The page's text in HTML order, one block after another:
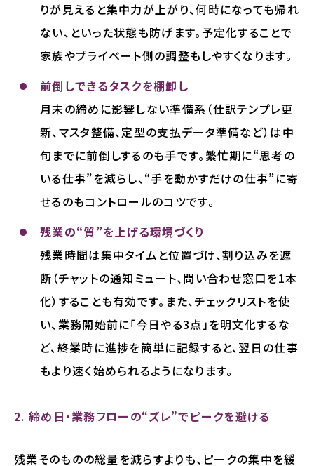
りが見えると集中力が上がり、何時になっても帰れ
ない、といった状態も防げます。予定化することで
家族やプライベート側の調整もしやすくなります。
前倒しできるタスクを棚卸し
月末の締めに影響しない準備系（仕訳テンプレ更
新、マスタ整備、定型の支払データ準備など）は中
旬までに前倒しするのも手です。繁忙期に“思考の
いる仕事”を減らし、“手を動かすだけの仕事”に寄
せるのもコントロールのコツです。
残業の“質”を上げる環境づくり
残業時間は集中タイムと位置づけ、割り込みを遮
断（チャットの通知ミュート、問い合わせ窓口を1本
化）することも有効です。また、チェックリストを使
い、業務開始前に「今日やる3点」を明文化するな
ど、終業時に進捗を簡単に記録すると、翌日の仕事
もより速く始められるようになります。
2. 締め日・業務フローの“ズレ”でピークを避ける
残業そのものの総量を減らすよりも、ピークの集中を緩